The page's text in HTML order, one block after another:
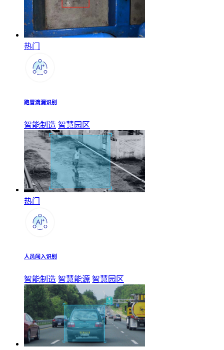
热门
跑冒滴漏识别
智能制造 智慧园区
热门
人员闯入识别
智能制造 智慧能源 智慧园区